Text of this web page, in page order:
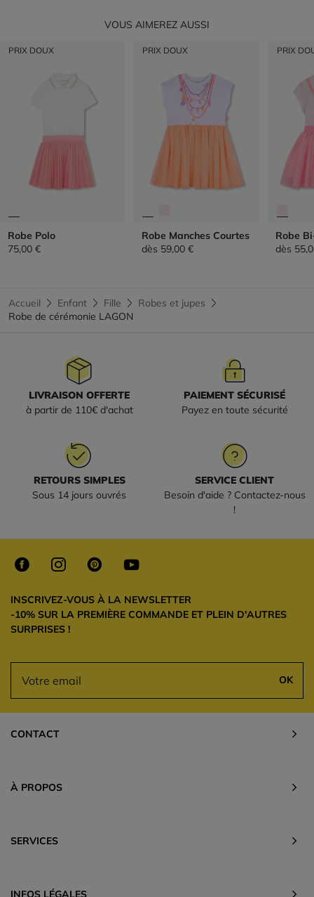
VOUS AIMEREZ AUSSI
PRIX DOUX
Robe Polo
75,00 €
PRIX DOUX
Robe Manches Courtes
dès 59,00 €
PRIX
Robe
dès
Accueil Enfant Fille
Robes et jupes
Robe de cérémonie LAGON
LIVRAISON OFFERTE
à partir de 110€ d'achat
PAIEMENT SÉCURISÉ
Payez en toute sécurité
RETOURS SIMPLES
Sous 14 jours ouvrés
SERVICE CLIENT
Besoin d'aide ? Contactez-nous
!
INSCRIVEZ-VOUS À LA NEWSLETTER
-10% SUR LA PREMIÈRE COMMANDE ET PLEIN D'AUTRES
SURPRISES !
OK
CONTACT
À PROPOS
SERVICES
INFOS LÉGALES